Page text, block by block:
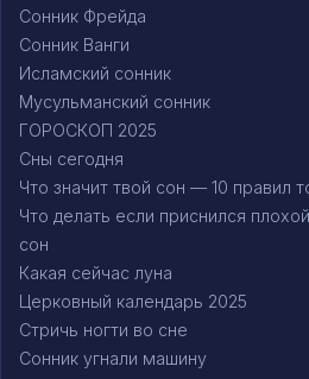
Сонник Фрейда
Сонник Ванги
Исламский сонник
Мусульманский сонник
ГОРОСКОП 2025
Сны сегодня
Что значит твой сон — 10 правил
Что делать если приснился плохой
сон
Какая сейчас луна
Церковный календарь 2025
Стричь ногти во сне
Сонник угнали машину